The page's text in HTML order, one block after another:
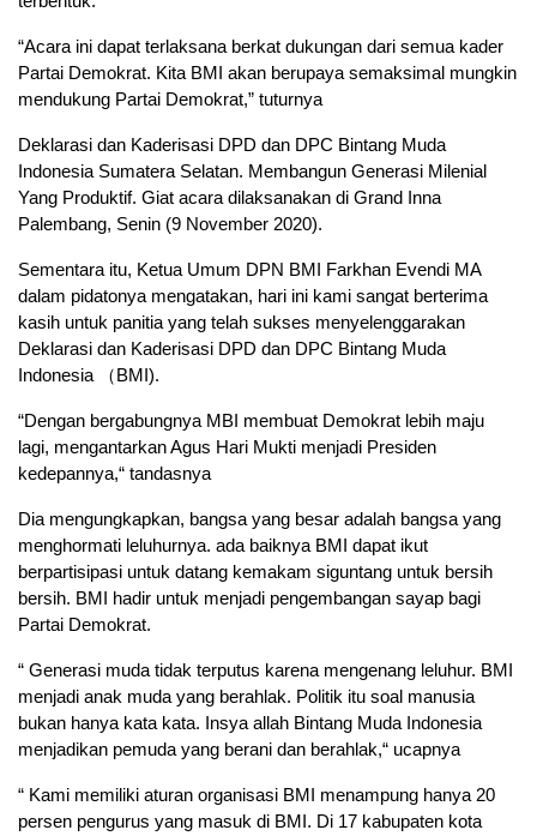
“Acara ini dapat terlaksana berkat dukungan dari semua kader
Partai Demokrat. Kita BMI akan berupaya semaksimal mungkin
mendukung Partai Demokrat,” tuturnya
Deklarasi dan Kaderisasi DPD dan DPC Bintang Muda
Indonesia Sumatera Selatan. Membangun Generasi Milenial
Yang Produktif. Giat acara dilaksanakan di Grand Inna
Palembang, Senin (9 November 2020).
Sementara itu, Ketua Umum DPN BMI Farkhan Evendi MA
dalam pidatonya mengatakan, hari ini kami sangat berterima
kasih untuk panitia yang telah sukses menyelenggarakan
Deklarasi dan Kaderisasi DPD dan DPC Bintang Muda
Indonesia （BMI).
“Dengan bergabungnya MBI membuat Demokrat lebih maju
lagi, mengantarkan Agus Hari Mukti menjadi Presiden
kedepannya,“ tandasnya
Dia mengungkapkan, bangsa yang besar adalah bangsa yang
menghormati leluhurnya. ada baiknya BMI dapat ikut
berpartisipasi untuk datang kemakam siguntang untuk bersih
bersih. BMI hadir untuk menjadi pengembangan sayap bagi
Partai Demokrat.
“ Generasi muda tidak terputus karena mengenang leluhur. BMI
menjadi anak muda yang berahlak. Politik itu soal manusia
bukan hanya kata kata. Insya allah Bintang Muda Indonesia
menjadikan pemuda yang berani dan berahlak,“ ucapnya
“ Kami memiliki aturan organisasi BMI menampung hanya 20
persen pengurus yang masuk di BMI. Di 17 kabupaten kota